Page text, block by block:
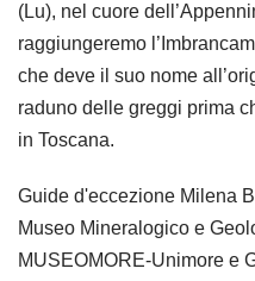
(Lu), nel cuore
raggiungeremo
che deve il suo nome
raduno delle greggi prima
in Toscana.
Guide d'eccezione Milena
Museo Mineralogico e
MUSEOMORE-Unimore e